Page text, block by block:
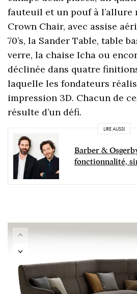
fauteuil et un pouf à l’allure
Crown Chair, avec assise
70’s, la Sander Table, table
verre, la chaise Icha ou
déclinée dans quatre
laquelle les fondateurs
impression 3D. Chacun de
résulte d’un défi.
LIRE AUSSI
Barber &
fonctionnalité,